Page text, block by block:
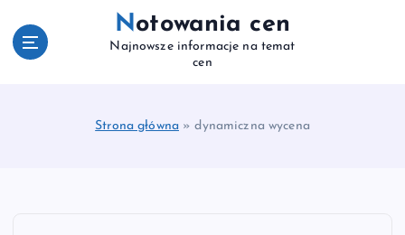
Notowania cen
Najnowsze informacje na temat
cen
Strona główna »dynamiczna wycena